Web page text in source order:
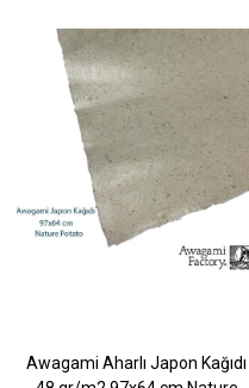
Awagami Aharlı Japon Kağıdı